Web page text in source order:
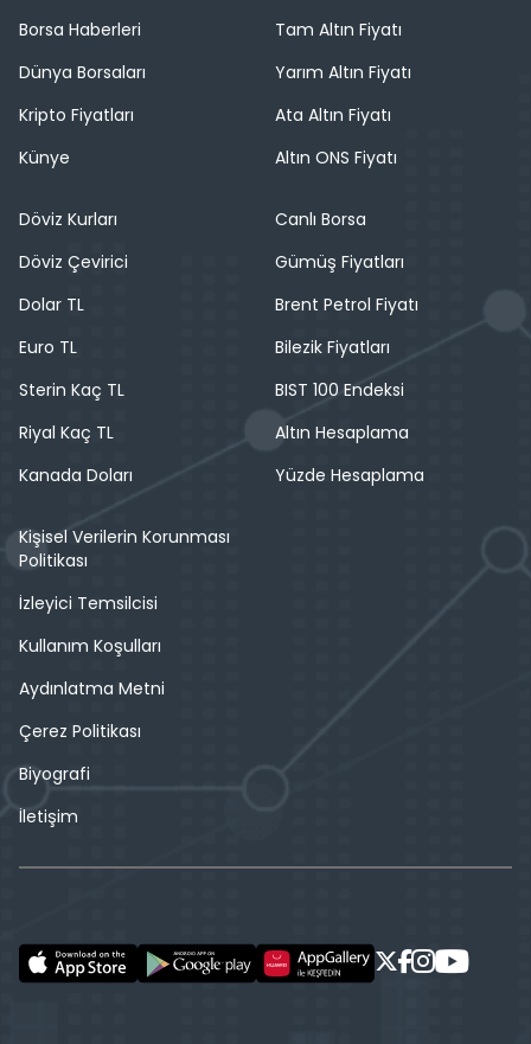
Borsa Haberleri
Dünya Borsaları
Kripto Fiyatları
Künye
Tam Altın Fiyatı
Yarım Altın Fiyatı
Ata Altın Fiyatı
Altın ONS Fiyatı
Döviz Kurları
Döviz Çevirici
Dolar TL
Euro TL
Sterin Kaç TL
Riyal Kaç TL
Kanada Doları
Canlı Borsa
Gümüş Fiyatları
Brent Petrol Fiyatı
Bilezik Fiyatları
BIST 100 Endeksi
Altın Hesaplama
Yüzde Hesaplama
Kişisel Verilerin Korunması
Politikası
İzleyici Temsilcisi
Kullanım Koşulları
Aydınlatma Metni
Çerez Politikası
Biyografi
İletişim